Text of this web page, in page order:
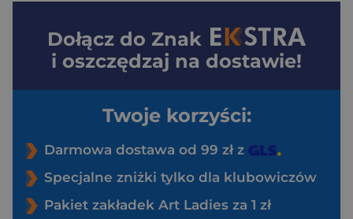
Dołącz do Znak
i oszczędzaj na dostawie!
Twoje korzyści:
Darmowa dostawa od 99 zł z
Specjalne zniżki tylko dla klubowiczów
Pakiet zakładek Art Ladies za 1 zł